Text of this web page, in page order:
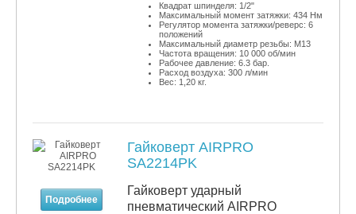
Квадрат шпинделя: 1/2"
Максимальный момент затяжки: 434 Нм
Регулятор момента затяжки/реверс: 6
положений
Максимальный диаметр резьбы: М13
Частота вращения: 10 000 об/мин
Рабочее давление: 6.3 бар.
Расход воздуха: 300 л/мин
Вес: 1,20 кг.
Подробнее
Гайковерт AIRPRO
SA2214PK
Гайковерт ударный
пневматический AIRPRO